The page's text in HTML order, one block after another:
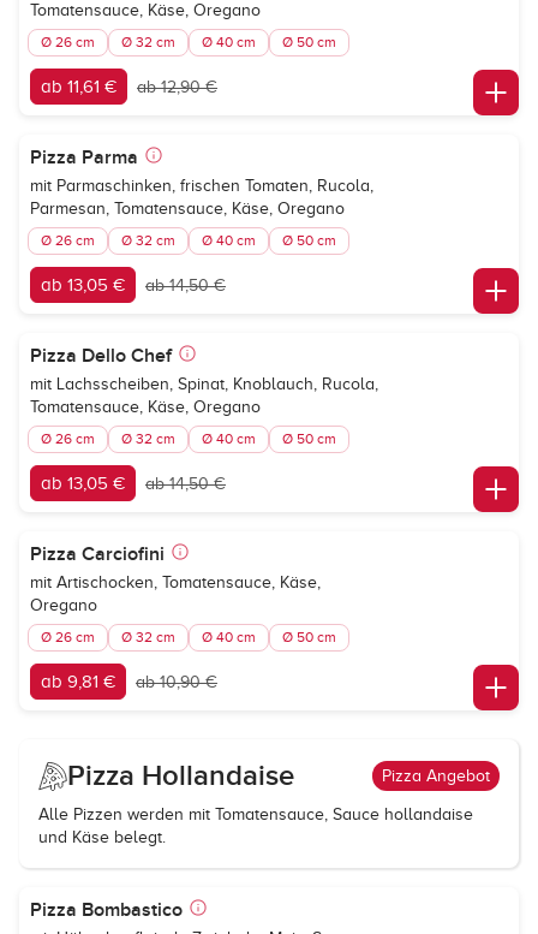
Tomatensauce, Käse, Oregano
Ø 26 cm Ø 32 cm Ø 40 cm Ø 50 cm
ab 11,61 € ab 12,90 €
Pizza Parma
mit Parmaschinken, frischen Tomaten, Rucola,
Parmesan, Tomatensauce, Käse, Oregano
Ø 26 cm Ø 32 cm Ø 40 cm Ø 50 cm
ab 13,05 € ab 14,50 €
Pizza Dello Chef
mit Lachsscheiben, Spinat, Knoblauch, Rucola,
Tomatensauce, Käse, Oregano
Ø 26 cm Ø 32 cm Ø 40 cm Ø 50 cm
ab 13,05 € ab 14,50 €
Pizza Carciofini
mit Artischocken, Tomatensauce, Käse,
Oregano
Ø 26 cm Ø 32 cm Ø 40 cm Ø 50 cm
ab 9,81 € ab 10,90 €
Pizza Hollandaise Pizza Angebot
Alle Pizzen werden mit Tomatensauce, Sauce hollandaise
und Käse belegt.
Pizza Bombastico